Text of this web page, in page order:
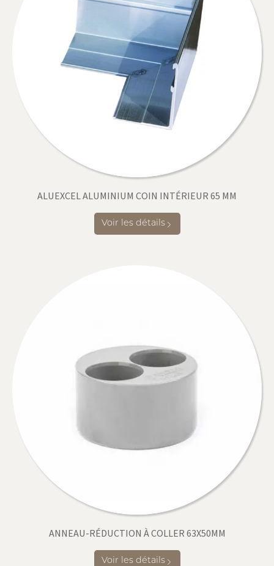
ALUEXCEL ALUMINIUM COIN INTÉRIEUR 65 MM
Voir les détails
ANNEAU-RÉDUCTION À COLLER 63X50MM
Voir les détails